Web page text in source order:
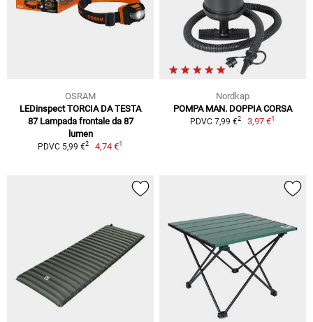
OSRAM
LEDinspect TORCIA DA TESTA
87 Lampada frontale da 87
lumen
PDVC 5,99 €2 4,74 €1
Nordkap
POMPA MAN. DOPPIA CORSA
PDVC 7,99 €2 3,97 €1